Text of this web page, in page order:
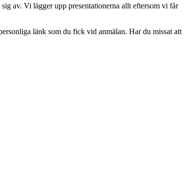
av. Vi lägger upp presentationerna allt eftersom vi får
länk som du fick vid anmälan. Har du missat att